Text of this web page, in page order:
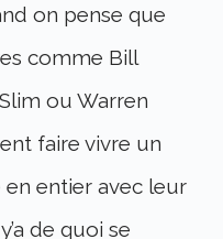
on pense que
comme Bill
ou Warren
faire vivre un
en entier avec leur
de quoi se